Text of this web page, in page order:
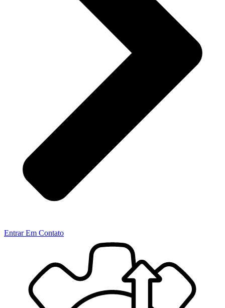
Entrar Em Contato